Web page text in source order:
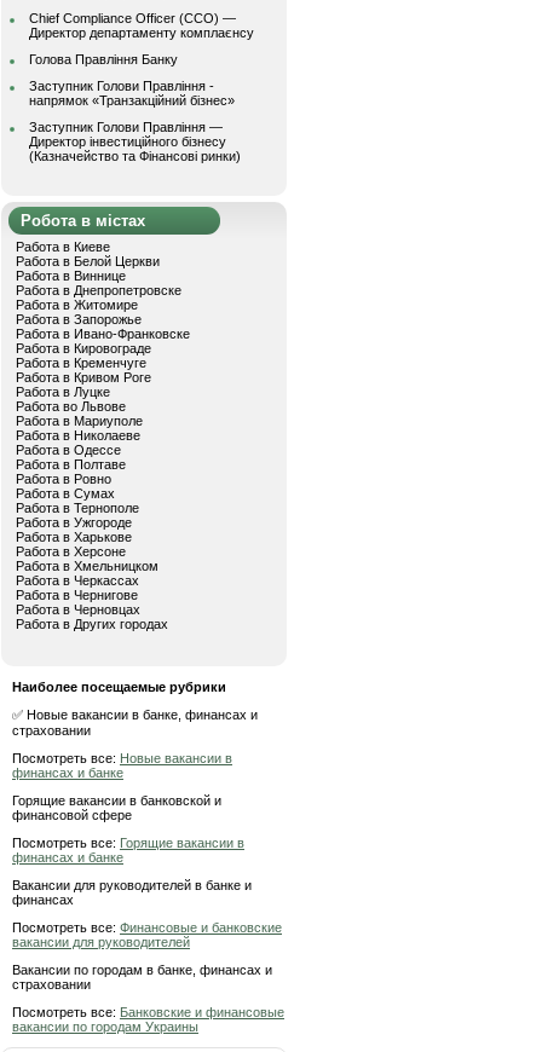
Chief Compliance Officer (CCO) —
Директор департаменту комплаєнсу
Голова Правління Банку
Заступник Голови Правління -
напрямок «Транзакційний бізнес»
Заступник Голови Правління —
Директор інвестиційного бізнесу
(Казначейство та Фінансові ринки)
Робота в містах
Работа в Киеве
Работа в Белой Церкви
Работа в Виннице
Работа в Днепропетровске
Работа в Житомире
Работа в Запорожье
Работа в Ивано-Франковске
Работа в Кировограде
Работа в Кременчуге
Работа в Кривом Роге
Работа в Луцке
Работа во Львове
Работа в Мариуполе
Работа в Николаеве
Работа в Одессе
Работа в Полтаве
Работа в Ровно
Работа в Сумах
Работа в Тернополе
Работа в Ужгороде
Работа в Харькове
Работа в Херсоне
Работа в Хмельницком
Работа в Черкассах
Работа в Чернигове
Работа в Черновцах
Работа в Других городах
Наиболее посещаемые рубрики
✅ Новые вакансии в банке, финансах и
страховании
Посмотреть все: Новые вакансии в
финансах и банке
Горящие вакансии в банковской и
финансовой сфере
Посмотреть все: Горящие вакансии в
финансах и банке
Вакансии для руководителей в банке и
финансах
Посмотреть все: Финансовые и банковские
вакансии для руководителей
Вакансии по городам в банке, финансах и
страховании
Посмотреть все: Банковские и финансовые
вакансии по городам Украины